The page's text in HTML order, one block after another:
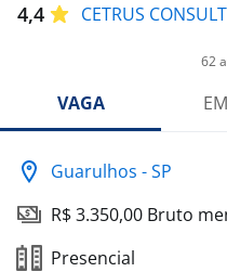
4,4
CETRUS
62
VAGA
Guarulhos - SP
R$ 3.350,00 Bruto
Presencial